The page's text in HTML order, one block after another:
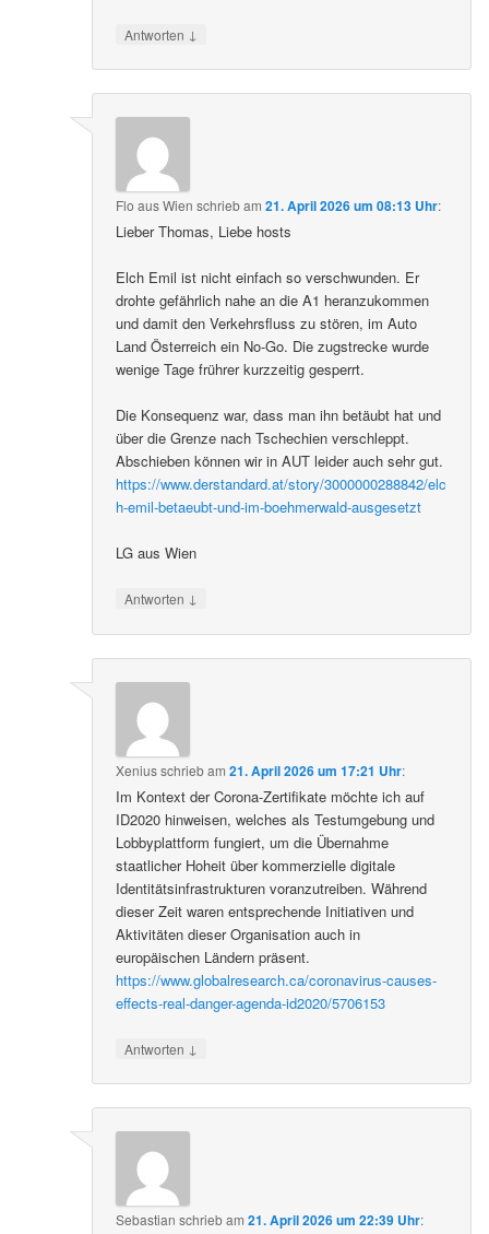
Antworten ↓
Flo aus Wien schriebam21. April 2026 um 08:13 Uhr:
Lieber Thomas, Liebe hosts
Elch Emil ist nicht einfach so verschwunden. Er
drohte gefährlich nahe an die A1 heranzukommen
und damit den Verkehrsfluss zu stören, im Auto
Land Österreich ein No-Go. Die zugstrecke wurde
wenige Tage frührer kurzzeitig gesperrt.
Die Konsequenz war, dass man ihn betäubt hat und
über die Grenze nach Tschechien verschleppt.
Abschieben können wir in AUT leider auch sehr gut.
https://www.derstandard.at/story/3000000288842/elc
h-emil-betaeubt-und-im-boehmerwald-ausgesetzt
LG aus Wien
Antworten ↓
Xeniusschriebam21. April 2026 um 17:21 Uhr:
Im Kontext der Corona-Zertifikate möchte ich auf
ID2020 hinweisen, welches als Testumgebung und
Lobbyplattform fungiert, um die Übernahme
staatlicher Hoheit über kommerzielle digitale
Identitätsinfrastrukturen voranzutreiben. Während
dieser Zeit waren entsprechende Initiativen und
Aktivitäten dieser Organisation auch in
europäischen Ländern präsent.
https://www.globalresearch.ca/coronavirus-causes-
effects-real-danger-agenda-id2020/5706153
Antworten ↓
Sebastian schriebam21. April 2026 um 22:39 Uhr: